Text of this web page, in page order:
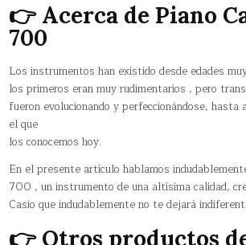
👉 Acerca de Piano
700
Los instrumentos han existido desde edades
los primeros eran muy rudimentarios , pero
fueron evolucionando y perfeccionándose, hasta
el que
los conocemos hoy.
En el presente artículo hablamos
700 , un instrumento de una altísima calidad,
Casio que indudablemente no te dejará
👉 Otros productos